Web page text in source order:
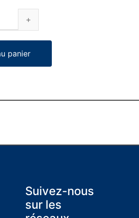
panier
Suivez-nous
sur les